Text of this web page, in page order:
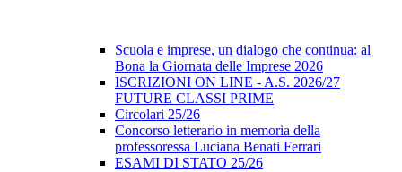
Scuola e imprese, un dialogo che continua: al
Bona la Giornata delle Imprese 2026
ISCRIZIONI ON LINE - A.S. 2026/27
FUTURE CLASSI PRIME
Circolari 25/26
Concorso letterario in memoria della
professoressa Luciana Benati Ferrari
ESAMI DI STATO 25/26